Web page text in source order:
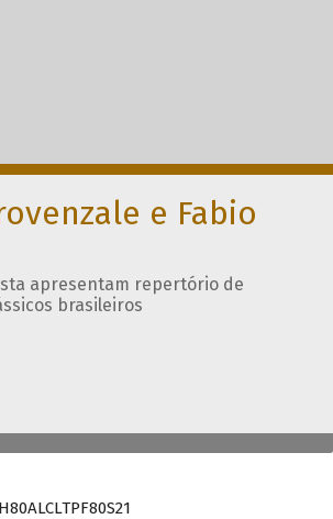
e Fabio
apresentam repertório de
brasileiros